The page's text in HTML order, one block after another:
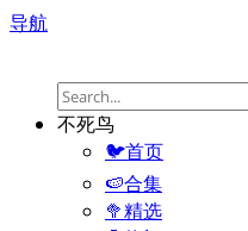
导航
不死鸟
🐦首页
🍉合集
🥦精选